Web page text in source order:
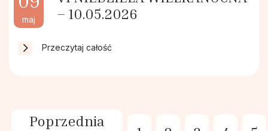
maj
– 10.05.2026
Przeczytaj całość
Poprzednia